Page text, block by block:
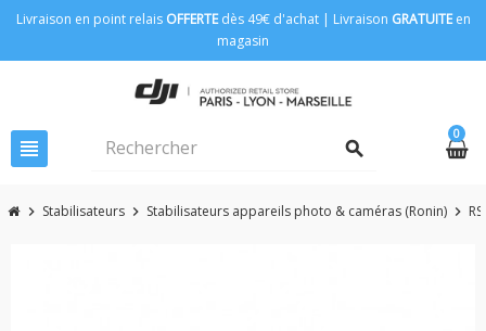
Livraison en point relais OFFERTEdès 49€ d'achat | Livraison GRATUITEen
magasin
view_headline search
0
chevron_right Stabilisateurs chevron_right Stabilisateurs appareils photo & caméras (Ronin) chevron_right